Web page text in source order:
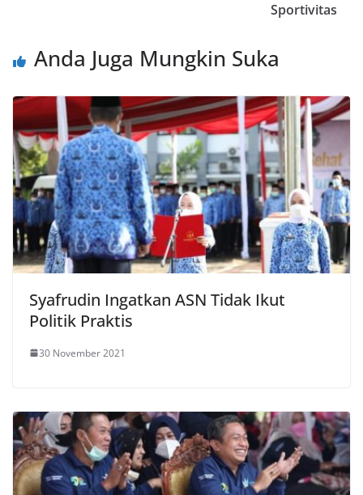
Sportivitas
Anda Juga Mungkin Suka
Syafrudin Ingatkan ASN Tidak Ikut
Politik Praktis
30 November 2021